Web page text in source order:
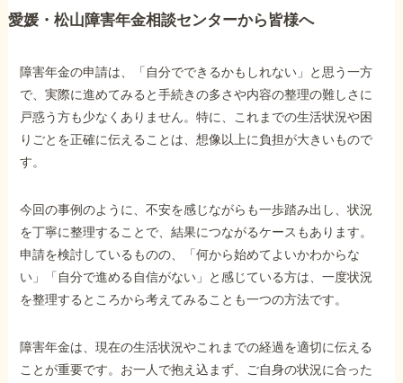
愛媛・松山障害年金相談センターから皆様へ
障害年金の申請は、「自分でできるかもしれない」と思う一方
で、実際に進めてみると手続きの多さや内容の整理の難しさに
戸惑う方も少なくありません。特に、これまでの生活状況や困
りごとを正確に伝えることは、想像以上に負担が大きいもので
す。
今回の事例のように、不安を感じながらも一歩踏み出し、状況
を丁寧に整理することで、結果につながるケースもあります。
申請を検討しているものの、「何から始めてよいかわからな
い」「自分で進める自信がない」と感じている方は、一度状況
を整理するところから考えてみることも一つの方法です。
障害年金は、現在の生活状況やこれまでの経過を適切に伝える
ことが重要です。お一人で抱え込まず、ご自身の状況に合った